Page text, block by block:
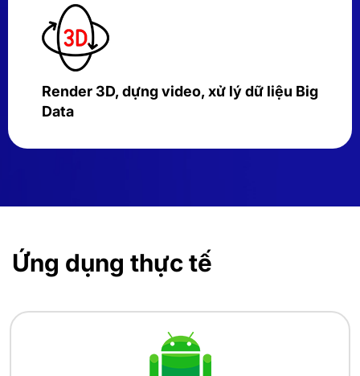
Render 3D, dựng video, xử lý dữ liệu Big
Data
Ứng dụng thực tế